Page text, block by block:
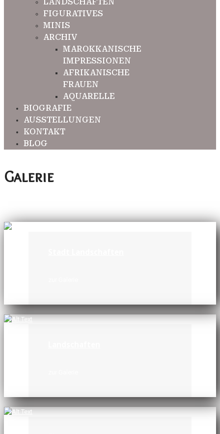
FIGURATIVES
MINIS
ARCHIV
MAROKKANISCHE
IMPRESSIONEN
AFRIKANISCHE
FRAUEN
AQUARELLE
BIOGRAFIE
AUSSTELLUNGEN
KONTAKT
BLOG
Galerie